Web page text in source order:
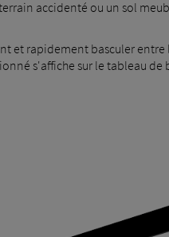
accidenté ou un sol
et rapidement basculer
s'affiche sur le tableau de